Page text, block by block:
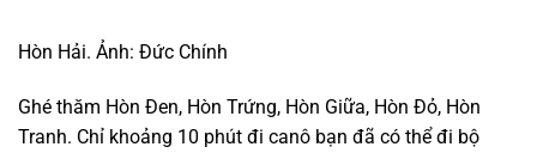
Hòn Hải. Ảnh: Đức Chính
Ghé thăm Hòn Đen, Hòn Trứng, Hòn Giữa, Hòn Đỏ, Hòn
Tranh. Chỉ khoảng 10 phút đi canô bạn đã có thể đi bộ